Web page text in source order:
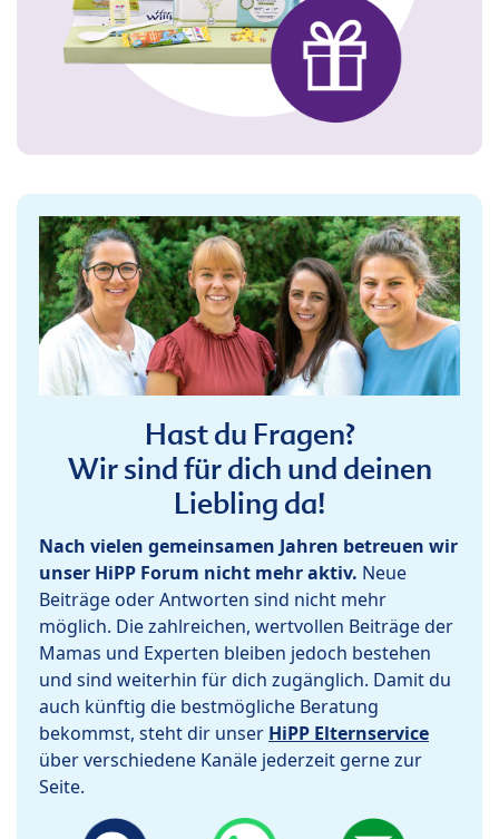
Hast du Fragen?
Wir sind für dich und deinen
Liebling da!
Nach vielen gemeinsamen Jahren betreuen wir
unser HiPP Forum nicht mehr aktiv. Neue
Beiträge oder Antworten sind nicht mehr
möglich. Die zahlreichen, wertvollen Beiträge der
Mamas und Experten bleiben jedoch bestehen
und sind weiterhin für dich zugänglich. Damit du
auch künftig die bestmögliche Beratung
bekommst, steht dir unser HiPP Elternservice
über verschiedene Kanäle jederzeit gerne zur
Seite.